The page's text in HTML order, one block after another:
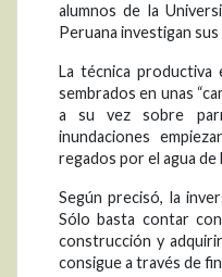
alumnos de la
Peruana investigan
La técnica productiva
sembrados en unas
a su vez sobre
inundaciones
regados por el agua de
Según precisó, la
Sólo basta contar
construcción y
consigue a través de